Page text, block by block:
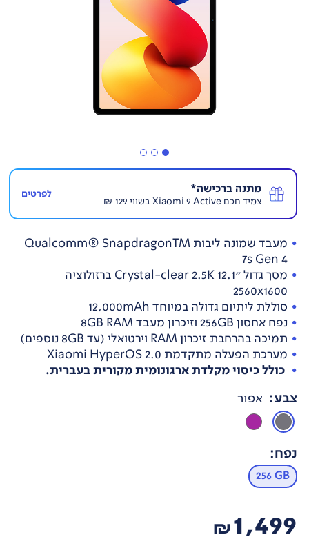
מתנה ברכישה*
צמיד חכם Xiaomi 9 Active בשווי 129 ₪
לפרטים
מעבד שמונה ליבות Qualcomm® SnapdragonTM
7s Gen 4
מסך גדול "12.1 Crystal-clear 2.5K ברזולוציה
2560x1600
סוללת ליתיום גדולה במיוחד 12,000mAh
נפח אחסון 256GB וזיכרון מעבד 8GB RAM
תמיכה בהרחבת זיכרון RAM וירטואלי (עד 8GB נוספים)
מערכת הפעלה מתקדמת Xiaomi HyperOS 2.0
כולל כיסוי מקלדת ארגונומית מקורית בעברית.
צבע: אפור
נפח:
256 GB
1,499
₪